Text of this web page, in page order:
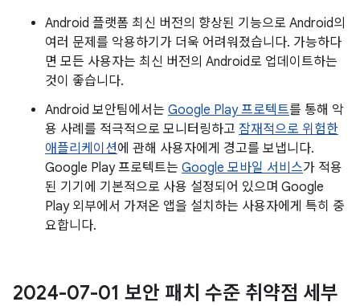
Android 플랫폼 최신 버전의 향상된 기능으로 Android의
여러 문제를 악용하기가 더욱 어려워졌습니다. 가능하다
면 모든 사용자는 최신 버전의 Android로 업데이트하는
것이 좋습니다.
Android 보안팀에서는 Google Play 프로텍트를 통해 악
용 사례를 적극적으로 모니터링하고 잠재적으로 위험한
애플리케이션에 관해 사용자에게 경고를 보냅니다.
Google Play 프로텍트는 Google 모바일 서비스가 적용
된 기기에 기본적으로 사용 설정되어 있으며 Google
Play 외부에서 가져온 앱을 설치하는 사용자에게 특히 중
요합니다.
2024-07-01 보안 패치 수준 취약점 세부